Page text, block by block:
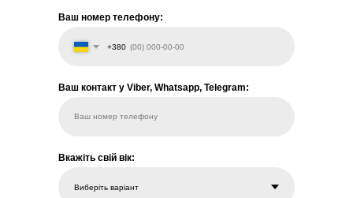
Ваш номер телефону:
+380
Ваш контакт у Viber, Whatsapp, Telegram:
Ваш номер телефону
Вкажіть свій вік: